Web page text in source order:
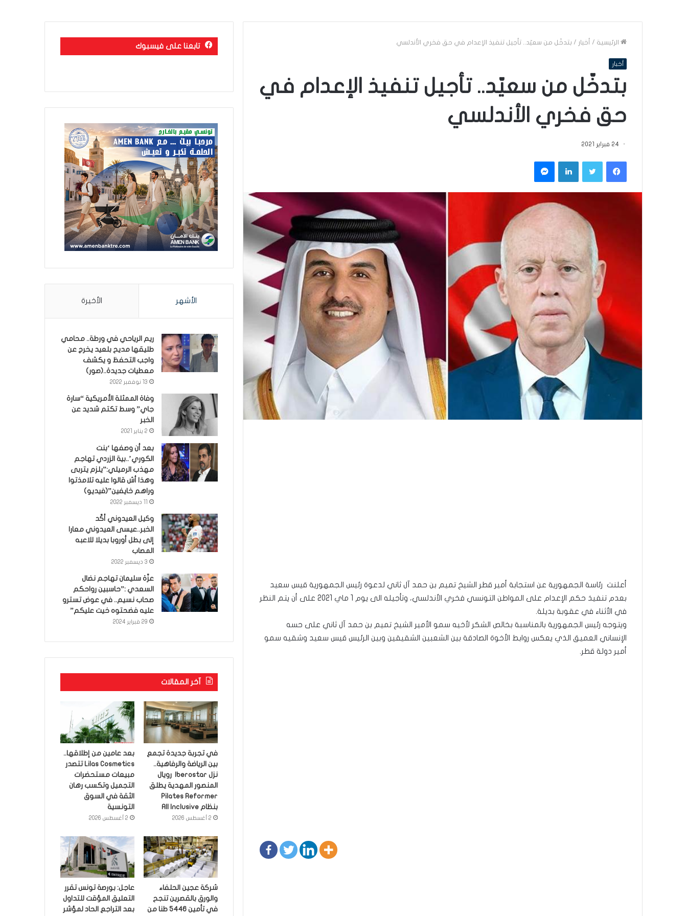
الرئيسية / أخبار / بتدخّل من سعيّد.. تأجيل تنفيذ الإعدام في حق فخري الأندلسي
أخبار
بتدخّل من سعيّد.. تأجيل تنفيذ الإعدام في
حق فخري الأندلسي
24 فبراير 2021
فيسبوكتويتر لينكدإن ماسنجر
أعلنت رئاسة الجمهورية عن استجابة أمير قطر الشيخ تميم بن حمد آل ثاني لدعوة رئيس الجمهورية قيس سعيد
بعدم تنفيذ حكم الإعدام على المواطن التونسي فخري الأندلسي، وتأجيله الى يوم 1 ماي 2021 على أن يتم النظر
في الأثناء في عقوبة بديلة.
ويتوجه رئيس الجمهورية بالمناسبة بخالص الشكر لأخيه سمو الأمير الشيخ تميم بن حمد آل ثاني على حسه
الإنساني العميق الذي يعكس روابط الأخوة الصادقة بين الشعبين الشقيقين وبين الرئيس قيس سعيد وشقيه سمو
أمير دولة قطر.
تابعنا على فيسبوك
الأشهر الأخيرة
ريم الرياحي في ورطة.. محامي
طليقها مديح بلعيد يخرج عن
واجب التحفظ و يكشف
معطيات جديدة..(صور)
13 نوفمبر 2022
وفاة الممثلة الأمريكية “سارة
جاي” وسط تكتم شديد عن
الخبر
2 يناير 2021
بعد أن وصفها ‘بنت
الكوري’..بية الزردي تهاجم
مهذب الرميلي:”يلزم يتربى
وهذا أش قالوا عليه تلامذتوا
وراهم خايفين”(فيديو)
وكيل العيدوني أكّد
الخبر..عيسى العيدوني معارا
إلى بطل أوروبا بديلا للاعبه
المصاب
3 ديسمبر 2022
عزّة سليمان تهاجم نضال
السعدي :”حاسبين رواحكم
صحاب نسيم.. في عوض تسترو
عليه فضحتوه خيت عليكم”
29 فبراير 2024
آخر المقالات
في تجربة جديدة تجمع
بين الرياضة والرفاهية..
نزل Iberostar رويال
المنصور المهدية يطلق
Pilates Reformer
بنظام All Inclusive
2 أغسطس 2026
بعد عامين من إطلاقها..
Lilas Cosmetics تتصدر
مبيعات مستحضرات
التجميل وتكسب رهان
الثقة في السوق
التونسية
2 أغسطس 2026
شركة عجين الحلفاء
والورق بالقصرين تنجح
في تأمين 5446 طنا من
عاجل: بورصة تونس تقرر
التعليق المؤقت للتداول
بعد التراجع الحاد لمؤشر